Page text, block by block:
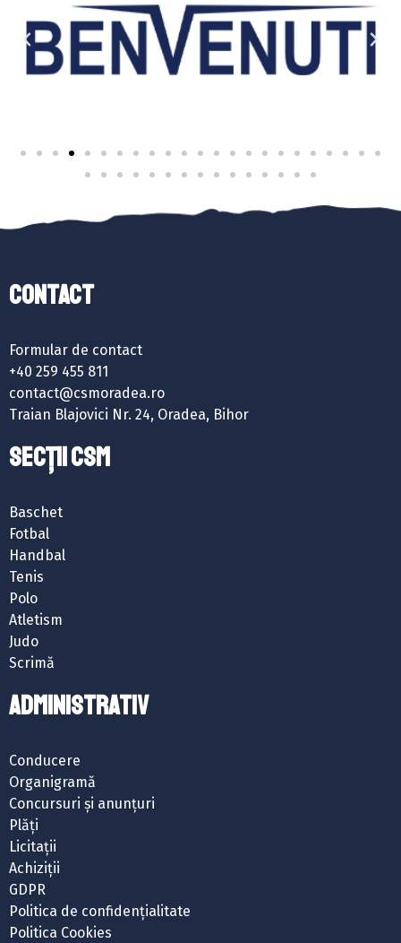
Contact
Formular de contact
+40 259 455 811
contact@csmoradea.ro
Traian Blajovici Nr. 24, Oradea, Bihor
SECȚII CSM
Baschet
Fotbal
Handbal
Tenis
Polo
Atletism
Judo
Scrimă
ADMINISTRATIV
Conducere
Organigramă
Concursuri și anunțuri
Plăți
Licitații
Achiziții
GDPR
Politica de confidențialitate
Politica Cookies